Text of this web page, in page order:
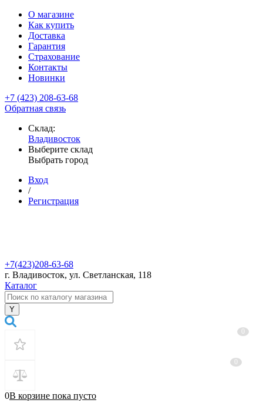
О магазине
Как купить
Доставка
Гарантия
Страхование
Контакты
Новинки
+7 (423) 208-63-68
Обратная связь
Склад:
Владивосток
Выберите склад
Выбрать город
Вход
/
Регистрация
+7(423)208-63-68
г. Владивосток, ул. Светланская, 118
Каталог
0В корзине пока пусто